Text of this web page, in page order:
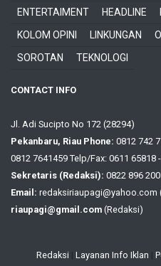
ENTERTAIMENT
HEADLINE
KOLOM OPINI
LINKUNGAN
SOROTAN
TEKNOLOGI
CONTACT INFO
Jl. Adi Sucipto No 172 (28294)
Pekanbaru, Riau Phone: 0812 742
0812 7641459 Telp/Fax: 0611 65818
Sekretaris (Redaksi): 0822 896
Email: redaksiriaupagi@yahoo.com
riaupagi@gmail.com (Redaksi)
Redaksi Layanan Info Iklan